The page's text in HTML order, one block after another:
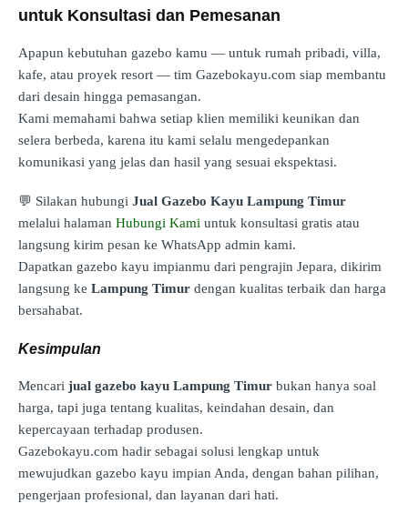
untuk Konsultasi dan Pemesanan
Apapun kebutuhan gazebo kamu — untuk rumah pribadi, villa,
kafe, atau proyek resort — tim Gazebokayu.com siap membantu
dari desain hingga pemasangan.
Kami memahami bahwa setiap klien memiliki keunikan dan
selera berbeda, karena itu kami selalu mengedepankan
komunikasi yang jelas dan hasil yang sesuai ekspektasi.
💬 Silakan hubungi Jual Gazebo Kayu Lampung Timur
melalui halaman Hubungi Kami untuk konsultasi gratis atau
langsung kirim pesan ke WhatsApp admin kami.
Dapatkan gazebo kayu impianmu dari pengrajin Jepara, dikirim
langsung ke Lampung Timur dengan kualitas terbaik dan harga
bersahabat.
Kesimpulan
Mencari jual gazebo kayu Lampung Timur bukan hanya soal
harga, tapi juga tentang kualitas, keindahan desain, dan
kepercayaan terhadap produsen.
Gazebokayu.com hadir sebagai solusi lengkap untuk
mewujudkan gazebo kayu impian Anda, dengan bahan pilihan,
pengerjaan profesional, dan layanan dari hati.